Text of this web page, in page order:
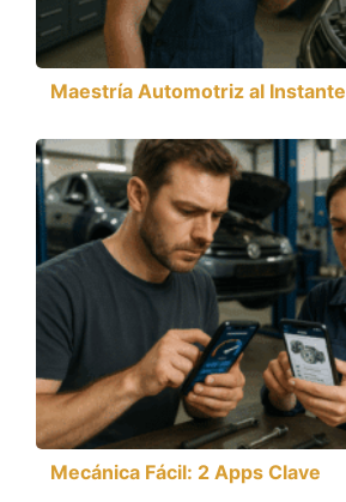
Maestría Automotriz al Instante
Mecánica Fácil: 2 Apps Clave